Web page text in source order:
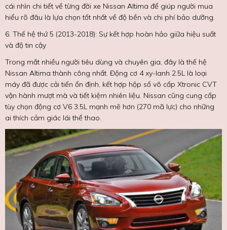
cái nhìn chi tiết về từng đời xe Nissan Altima để giúp người mua
hiểu rõ đâu là lựa chọn tốt nhất về độ bền và chi phí bảo dưỡng.
6. Thế hệ thứ 5 (2013-2018): Sự kết hợp hoàn hảo giữa hiệu suất
và độ tin cậy
Trong mắt nhiều người tiêu dùng và chuyên gia, đây là thế hệ
Nissan Altima thành công nhất. Động cơ 4 xy-lanh 2.5L là loại
máy đã được cải tiến ổn định, kết hợp hộp số vô cấp Xtronic CVT
vận hành mượt mà và tiết kiệm nhiên liệu. Nissan cũng cung cấp
tùy chọn động cơ V6 3.5L mạnh mẽ hơn (270 mã lực) cho những
ai thích cảm giác lái thể thao.